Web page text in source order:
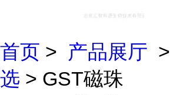
首页 > 产品展厅 >
选 > GST磁珠